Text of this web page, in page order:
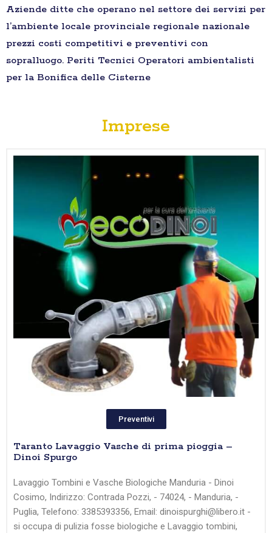
Aziende ditte che operano nel settore dei servizi per
l’ambiente locale provinciale regionale nazionale
prezzi costi competitivi e preventivi con
sopralluogo. Periti Tecnici Operatori ambientalisti
per la Bonifica delle Cisterne
Imprese
Preventivi
Taranto Lavaggio Vasche di prima pioggia –
Dinoi Spurgo
Lavaggio Tombini e Vasche Biologiche Manduria - Dinoi
Cosimo, Indirizzo: Contrada Pozzi, - 74024, - Manduria, -
Puglia, Telefono: 3385393356, Email: dinoispurghi@libero.it -
si occupa di pulizia fosse biologiche e Lavaggio tombini,